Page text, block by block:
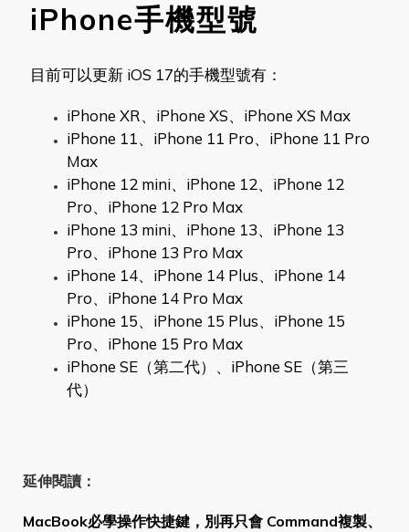
iPhone手機型號
目前可以更新 iOS 17的手機型號有：
iPhone XR、iPhone XS、iPhone XS Max
iPhone 11、iPhone 11 Pro、iPhone 11 Pro
Max
iPhone 12 mini、iPhone 12、iPhone 12
Pro、iPhone 12 Pro Max
iPhone 13 mini、iPhone 13、iPhone 13
Pro、iPhone 13 Pro Max
iPhone 14、iPhone 14 Plus、iPhone 14
Pro、iPhone 14 Pro Max
iPhone 15、iPhone 15 Plus、iPhone 15
Pro、iPhone 15 Pro Max
iPhone SE（第二代）、iPhone SE（第三
代）
延伸閱讀：
MacBook必學操作快捷鍵，別再只會 Command複製、